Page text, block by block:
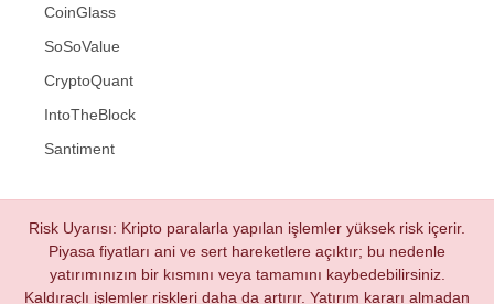
CoinGlass
SoSoValue
CryptoQuant
IntoTheBlock
Santiment
Risk Uyarısı: Kripto paralarla yapılan işlemler yüksek risk içerir.
Piyasa fiyatları ani ve sert hareketlere açıktır; bu nedenle
yatırımınızın bir kısmını veya tamamını kaybedebilirsiniz.
Kaldıraçlı işlemler riskleri daha da artırır. Yatırım kararı almadan